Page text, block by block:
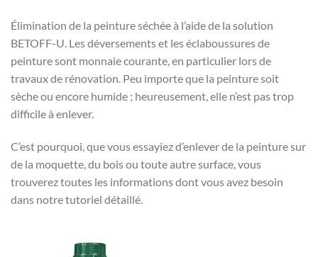
Élimination de la peinture séchée à l’aide de la solution
BETOFF-U. Les déversements et les éclaboussures de
peinture sont monnaie courante, en particulier lors de
travaux de rénovation. Peu importe que la peinture soit
sèche ou encore humide ; heureusement, elle n’est pas trop
difficile à enlever.
C’est pourquoi, que vous essayiez d’enlever de la peinture sur
de la moquette, du bois ou toute autre surface, vous
trouverez toutes les informations dont vous avez besoin
dans notre tutoriel détaillé.